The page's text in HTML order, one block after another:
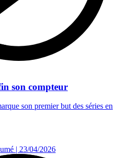
son compteur
son premier but des séries en